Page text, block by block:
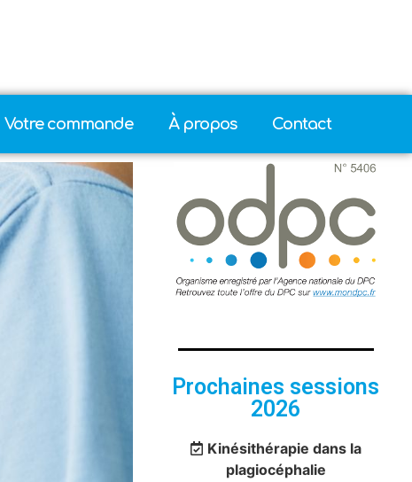
Votre commande À propos Contact
Prochaines sessions
2026
Kinésithérapie dans la
plagiocéphalie